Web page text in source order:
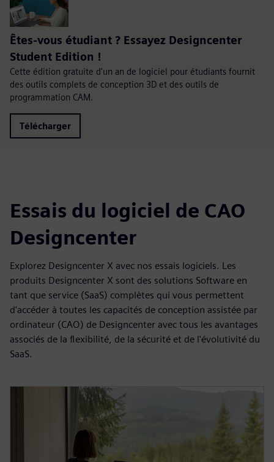
Êtes-vous étudiant ? Essayez Designcenter
Student Edition !
Cette édition gratuite d'un an de logiciel pour étudiants fournit
des outils complets de conception 3D et des outils de
programmation CAM.
Télécharger
Essais du logiciel de CAO
Designcenter
Explorez Designcenter X avec nos essais logiciels. Les
produits Designcenter X sont des solutions Software en
tant que service (SaaS) complètes qui vous permettent
d'accéder à toutes les capacités de conception assistée par
ordinateur (CAO) de Designcenter avec tous les avantages
associés de la flexibilité, de la sécurité et de l'évolutivité du
SaaS.